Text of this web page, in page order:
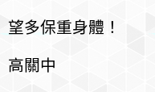
望多保重身體！
高關中